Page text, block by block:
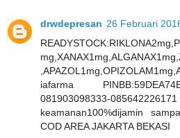
drwdepresan 26 Februari
iafarma
081903098333-
keamanan100%dijamin
COD AREA JAKARTA BEKASI